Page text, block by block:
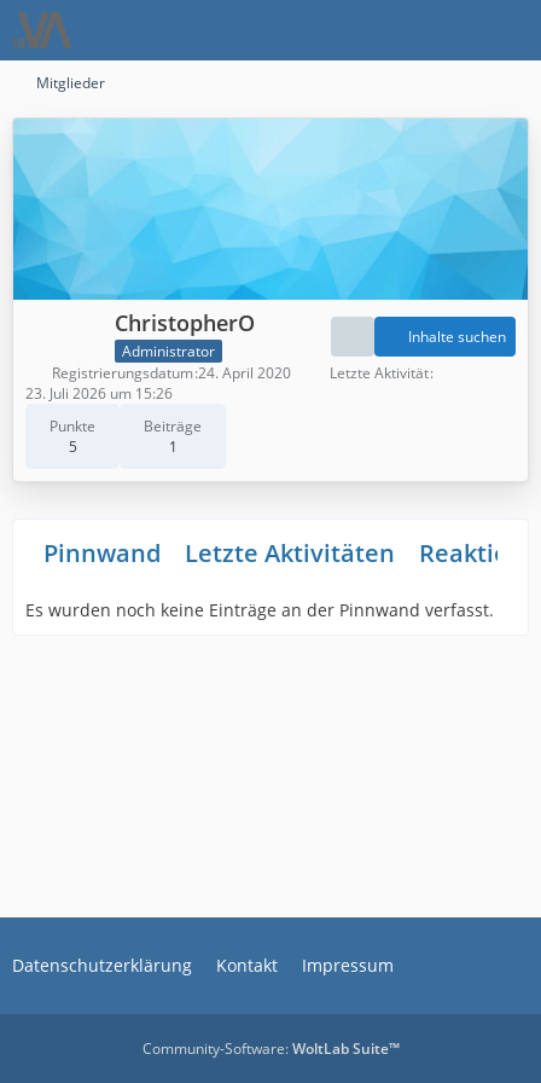
Mitglieder
ChristopherO
Administrator
Punkte
5
Beiträge
1
Inhalte suchen
Registrierungsdatum 24. April 2020
Letzte Aktivität
23. Juli 2026 um 15:26
Pinnwand Letzte Aktivitäten
Es wurden noch keine Einträge an der Pinnwand verfasst.
Datenschutzerklärung Kontakt Impressum
Community-Software:WoltLab Suite™